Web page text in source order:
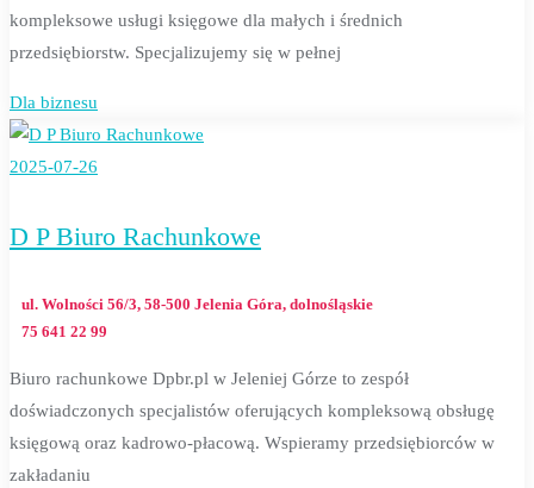
kompleksowe usługi księgowe dla małych i średnich
przedsiębiorstw. Specjalizujemy się w pełnej
Dla biznesu
2025-07-26
D P Biuro Rachunkowe
ul. Wolności 56/3, 58-500 Jelenia Góra, dolnośląskie
75 641 22 99
Biuro rachunkowe Dpbr.pl w Jeleniej Górze to zespół
doświadczonych specjalistów oferujących kompleksową obsługę
księgową oraz kadrowo-płacową. Wspieramy przedsiębiorców w
zakładaniu